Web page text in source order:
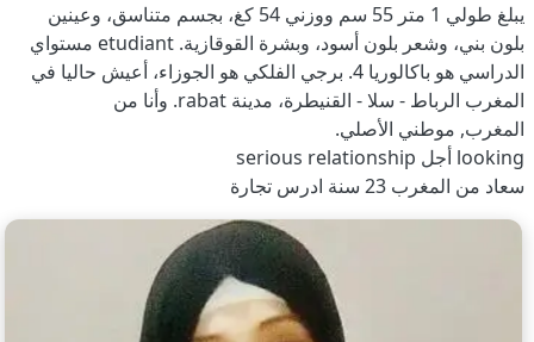
يبلغ طولي 1 متر 55 سم ووزني 54 كغ، بجسم متناسق، وعينين
بلون بني، وشعر بلون أسود، وبشرة القوقازية. etudiant مستواي
الدراسي هو باكالوريا 4. برجي الفلكي هو الجوزاء، أعيش حاليا في
المغرب الرباط - سلا - القنيطرة، مدينة rabat. وأنا من
المغرب, موطني الأصلي.
looking أجل serious relationship
سعاد من المغرب 23 سنة ادرس تجارة